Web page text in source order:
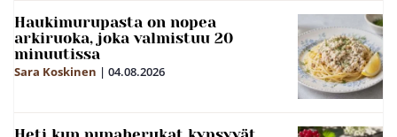
Haukimurupasta on nopea
arkiruoka, joka valmistuu 20
minuutissa
Sara Koskinen | 04.08.2026